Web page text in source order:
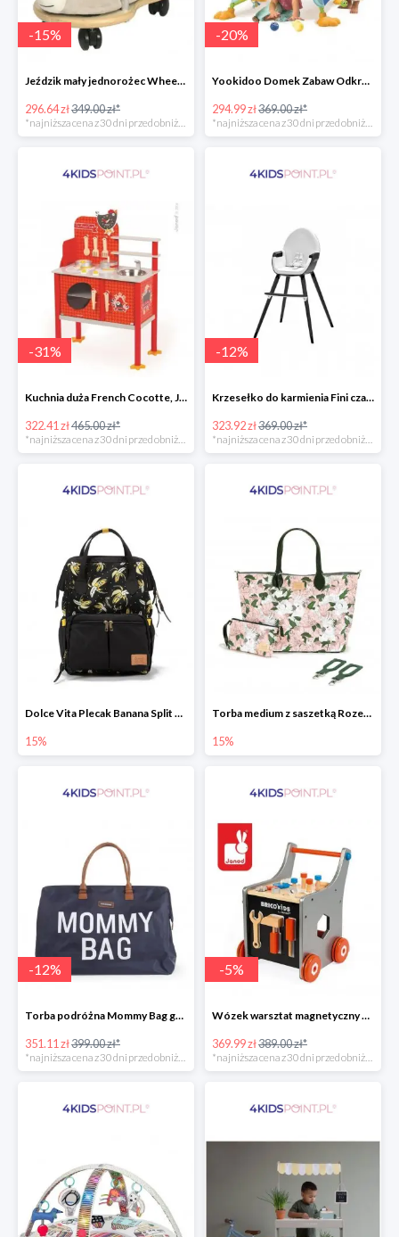
-15%
Jeździk mały jednorożec Wheely Bug
296.64 zł349.00 zł*
*najniższa cena z 30 dni przed obniżką
-20%
Yookidoo Domek Zabaw Odkrywczy
294.99 zł369.00 zł*
*najniższa cena z 30 dni przed obniżką
-31%
Kuchnia duża French Cocotte, Janod
322.41 zł465.00 zł*
-12%
Krzesełko do karmienia Fini czarne 2w1 Kinderkraft
323.92 zł369.00 zł*
Dolce Vita Plecak Banana Split Black La Millou
15%
Torba medium z saszetką Rozenek Lady Peony Premium Zip La Millou
15%
-12%
Torba podróżna Mommy Bag grant Childhome
351.11 zł399.00 zł*
*najniższa cena z 30 dni przed obniżką
-5%
Wózek warsztat magnetyczny z narzędziami Brico ‘Kids kolekcja 2018, Janod
369.99 zł389.00 zł*
*najniższa cena z 30 dni przed obniżką